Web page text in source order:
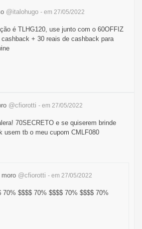
@italohugo - em 27/05/2022
é TLHG120, use junto com o 60OFFIZ
+ 30 reais de cashback para
@cfiorotti - em 27/05/2022
70SECRETO e se quiserem brinde
usem tb o meu cupom CMLF080
@cfiorotti - em 27/05/2022
70% $$$$ 70% $$$$ 70% $$$$ 70%